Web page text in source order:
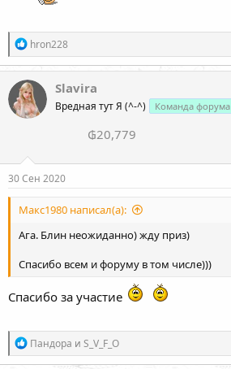
Р
е
а
к
ц
и
и
hron228
Slavira
Вредная тут Я (^-^) Команда форума
₲20,779
30 Сен 2020
Макс1980 написал(а):
Ага. Блин неожиданно) жду приз)
Спасибо всем и форуму в том числе)))
Спасибо за участие
Р
е
Пандора и S_V_F_O